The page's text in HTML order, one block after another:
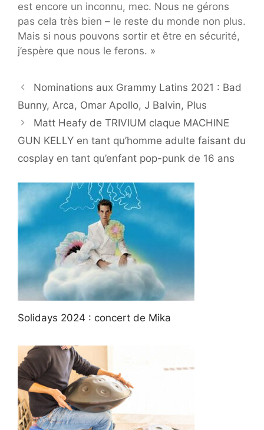
est encore un inconnu, mec. Nous ne gérons
pas cela très bien – le reste du monde non plus.
Mais si nous pouvons sortir et être en sécurité,
j’espère que nous le ferons. »
Nominations aux Grammy Latins 2021 : Bad
Bunny, Arca, Omar Apollo, J Balvin, Plus
Matt Heafy de TRIVIUM claque MACHINE
GUN KELLY en tant qu’homme adulte faisant du
cosplay en tant qu’enfant pop-punk de 16 ans
Solidays 2024 : concert de Mika